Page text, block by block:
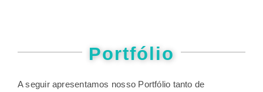
Portfólio
A seguir apresentamos nosso Portfólio tanto de